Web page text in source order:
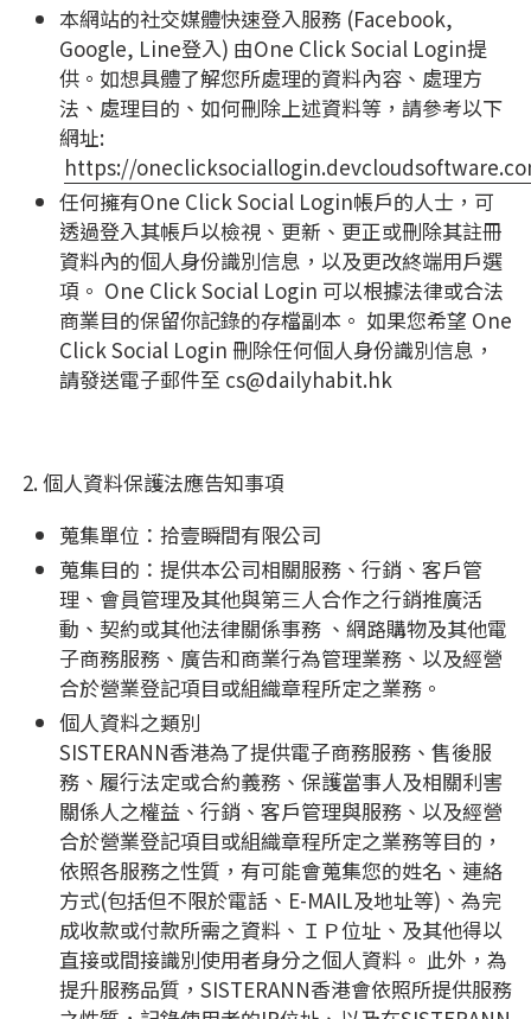
本網站的社交媒體快速登入服務 (Facebook,
Google, Line登入) 由One Click Social Login提
供。如想具體了解您所處理的資料內容、處理方
法、處理目的、如何刪除上述資料等，請參考以下
網址:
https://
任何擁有One Click Social Login帳戶的人士，可
透過登入其帳戶以檢視、更新、更正或刪除其註冊
資料內的個人身份識別信息，以及更改終端用戶選
項。 One Click Social Login 可以根據法律或合法
商業目的保留你記錄的存檔副本。 如果您希望 One
Click Social Login 刪除任何個人身份識別信息，
請發送電子郵件至 cs@dailyhabit.hk
2. 個人資料保護法應告知事項
蒐集單位： 拾壹瞬間有限公司
蒐集目的：提供本公司相關服務、行銷、客戶管
理、會員管理及其他與第三人合作之行銷推廣活
動、契約或其他法律關係事務 、網路購物及其他電
子商務服務、廣告和商業行為管理業務、以及經營
合於營業登記項目或組織章程所定之業務。
個人資料之類別
SISTERANN香港為了提供電子商務服務、售後服
務、履行法定或合約義務、保護當事人及相關利害
關係人之權益、行銷、客戶管理與服務、以及經營
合於營業登記項目或組織章程所定之業務等目的，
依照各服務之性質，有可能會蒐集您的姓名、連絡
方式(包括但不限於電話、E-MAIL及地址等)、為完
成收款或付款所需之資料、ＩＰ位址、及其他得以
直接或間接識別使用者身分之個人資料。 此外，為
提升服務品質，SISTERANN香港會依照所提供服務